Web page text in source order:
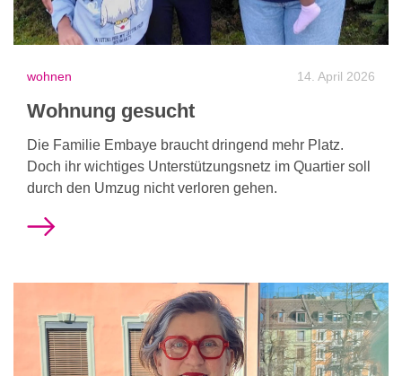
wohnen 14. April 2026
Wohnung gesucht
Die Familie Embaye braucht dringend mehr Platz.
Doch ihr wichtiges Unterstützungsnetz im Quartier soll
durch den Umzug nicht verloren gehen.